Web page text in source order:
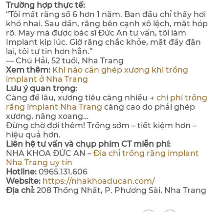
Trường hợp thực tế:
“Tôi mất răng số 6 hơn 1 năm. Ban đầu chỉ thấy hơi
khó nhai. Sau dần, răng bên cạnh xô lệch, mặt hóp
rõ. May mà được bác sĩ Đức An tư vấn, tôi làm
Implant kịp lúc. Giờ răng chắc khỏe, mặt đầy đặn
lại, tôi tự tin hơn hẳn.”
— Chú Hải, 52 tuổi, Nha Trang
Xem thêm: Khi nào cần ghép xương khi trồng
implant ở Nha Trang
Lưu ý quan trọng:
Càng để lâu, xương tiêu càng nhiều → chi phí trồng
răng implant Nha Trang càng cao do phải ghép
xương, nâng xoang…
Đừng chờ đợi thêm! Trồng sớm – tiết kiệm hơn –
hiệu quả hơn.
Liên hệ tư vấn và chụp phim CT miễn phí:
NHA KHOA ĐỨC AN – Địa chỉ trồng răng implant
Nha Trang uy tín
Hotline: 0965.131.606
Website: https://nhakhoaducan.com/
Địa chỉ: 208 Thống Nhất, P. Phương Sài, Nha Trang